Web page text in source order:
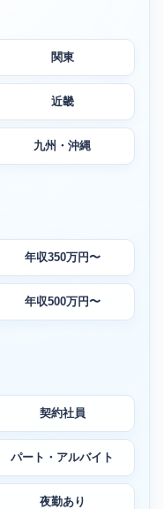
関東
近畿
九州・沖縄
年収350万円〜
年収500万円〜
契約社員
パート・アルバイト
夜勤あり